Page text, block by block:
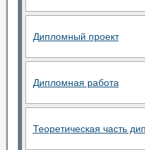
Дипломный проект
Дипломная работа
Теоретическая часть